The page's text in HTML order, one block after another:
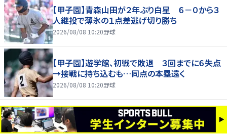
【甲子園】青森山田が２年ぶり白星 ６－０から３
人継投で薄氷の１点差逃げ切り勝ち
2026/08/08 10:20野球
【甲子園】遊学館、初戦で敗退 ３回までに６失点
→接戦に持ち込むも…同点の本塁遠く
2026/08/08 10:20野球